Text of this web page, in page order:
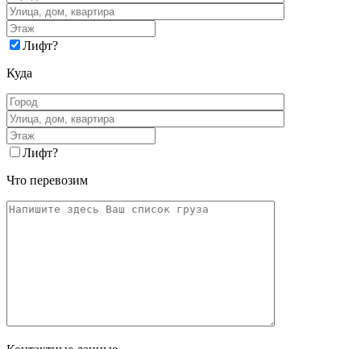
Лифт?
Куда
Лифт?
Что перевозим